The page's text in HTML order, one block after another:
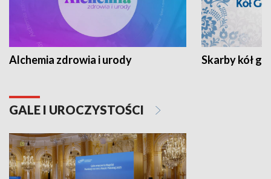
Alchemia zdrowia i urody Skarby kół
GALE I UROCZYSTOŚCI